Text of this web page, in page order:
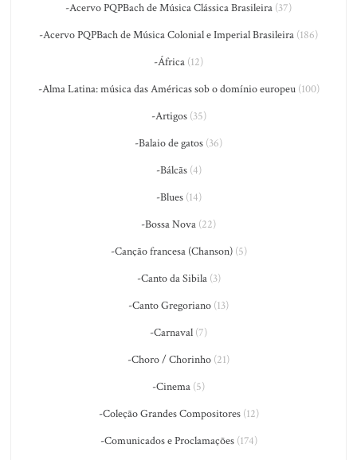
-Acervo PQPBach de Música Clássica Brasileira (37)
-Acervo PQPBach de Música Colonial e Imperial Brasileira (186)
-África (12)
-Alma Latina: música das Américas sob o domínio europeu(100)
-Artigos(35)
-Balaio de gatos (36)
-Bálcãs(4)
-Blues(14)
-Bossa Nova (22)
-Canção francesa (Chanson)(5)
-Canto da Sibila(3)
-Canto Gregoriano (13)
-Carnaval (7)
-Choro / Chorinho (21)
-Cinema (5)
-Coleção Grandes Compositores(12)
-Comunicados e Proclamações(174)